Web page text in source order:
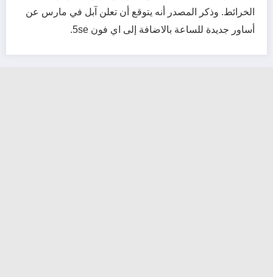
الخرائط. وذكر المصدر أنه يتوقع أن تعلن آبل في مارس عن
أساور جديدة للساعة بالاضافة إلى اي فون 5se.